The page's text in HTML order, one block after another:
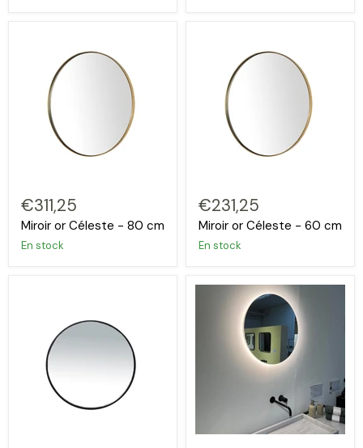
€311,25
Miroir or Céleste - 80 cm
En stock
€231,25
Miroir or Céleste - 60 cm
En stock